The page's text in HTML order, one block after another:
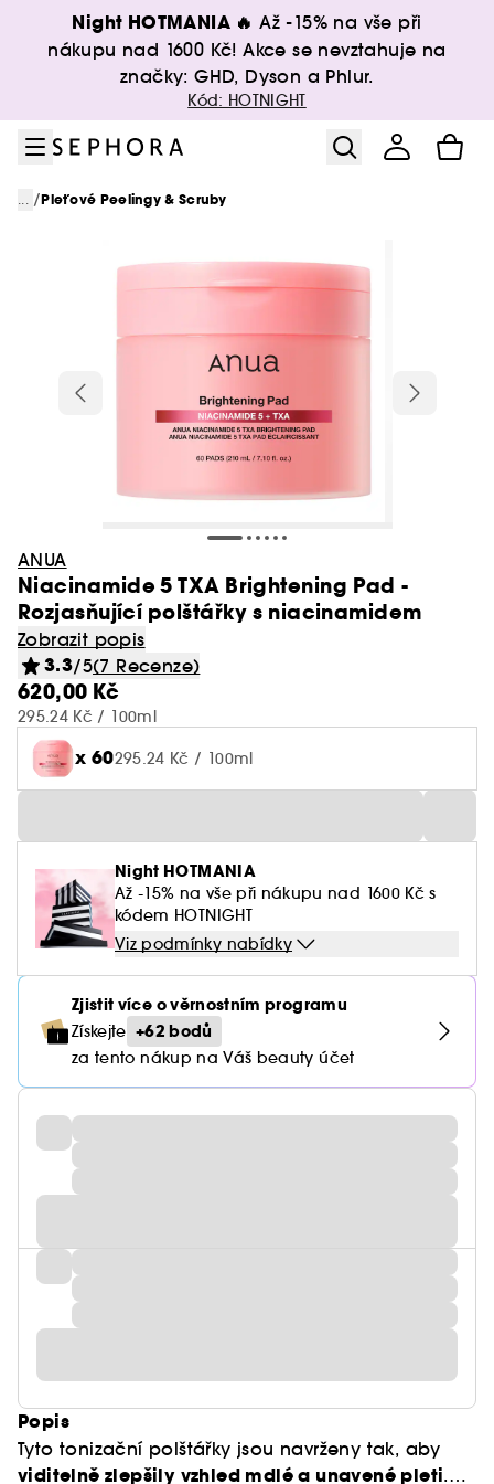
Přejít na menu
Přejít na hlavní obsah
Přejít na zápatí
Night HOTMANIA 🔥 Až -15% na vše při
nákupu nad 1600 Kč! Akce se nevztahuje na
značky: GHD, Dyson a Phlur.
Kód: HOTNIGHT
... /Pleťové Peelingy & Scruby
ANUA
Niacinamide 5 TXA Brightening Pad -
Rozjasňující polštářky s niacinamidem
Zobrazit popis
3.3/5(7 Recenze)
620,00 Kč
295.24 Kč / 100ml
x 60295.24 Kč / 100ml
Night HOTMANIA
Až -15% na vše při nákupu nad 1600 Kč s
kódem HOTNIGHT
Viz podmínky nabídky
Zjistit více o věrnostním programu
Získejte +62 bodů
za tento nákup na Váš beauty účet
Popis
Tyto tonizační polštářky jsou navrženy tak, aby
viditelně zlepšily vzhled mdlé a unavené pleti.